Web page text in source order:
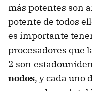
más potentes son
potente de todos
es importante
procesadores que
2 son
nodos, y cada uno